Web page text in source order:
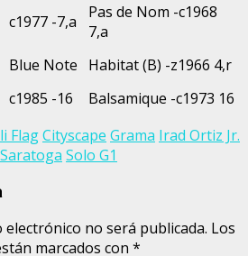
c1977 -7,a
Pas de Nom -c1968
7,a
Blue Note
Habitat (B) -z1966 4,r
c1985 -16
Balsamique -c1973 16
FlagCityscape Grama Irad Ortiz Jr.
Saratoga Solo G1
no será publicada. Los
marcados con *